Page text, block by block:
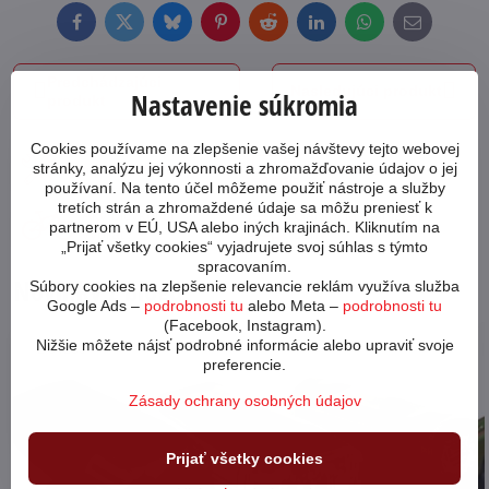
Novinky z blogu
64209
FacebookTwitterBlueskyPinterestRedditLinkedInWhatsApp
E-
mail
Nasledujúci produkt
Ako poskladať bicykel? Preprava tovaru
Aký bicykel si
vybrať?
Garancia najnižšej
ceny
Nastavenie súkromia
Cookies používame na zlepšenie vašej návštevy tejto webovej
stránky, analýzu jej výkonnosti a zhromažďovanie údajov o jej
používaní. Na tento účel môžeme použiť nástroje a služby
tretích strán a zhromaždené údaje sa môžu preniesť k
partnerom v EÚ, USA alebo iných krajinách. Kliknutím na
„Prijať všetky cookies“ vyjadrujete svoj súhlas s týmto
spracovaním.
Súbory cookies na zlepšenie relevancie reklám využíva služba
Google Ads – podrobnosti tu alebo Meta – podrobnosti tu
(Facebook, Instagram).
Nižšie môžete nájsť podrobné informácie alebo upraviť svoje
preferencie.
Zásady ochrany osobných údajov
Prijať všetky cookies